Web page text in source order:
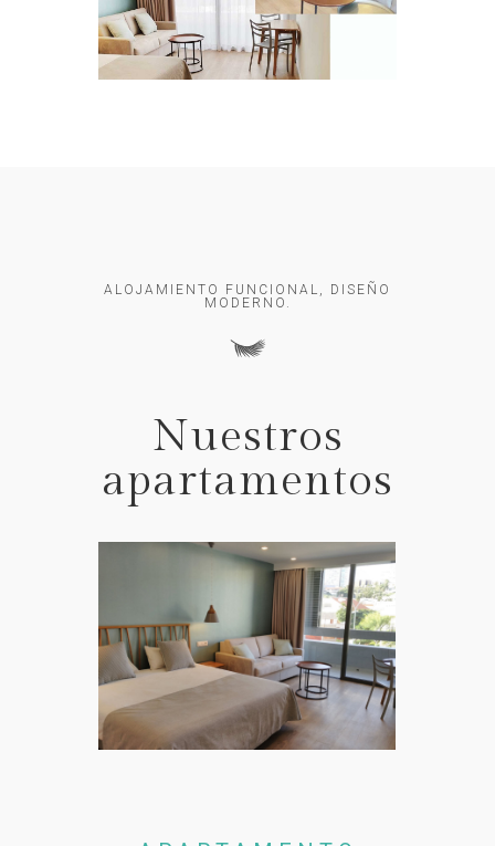
ALOJAMIENTO FUNCIONAL, DISEÑO
MODERNO.
Nuestros
apartamentos